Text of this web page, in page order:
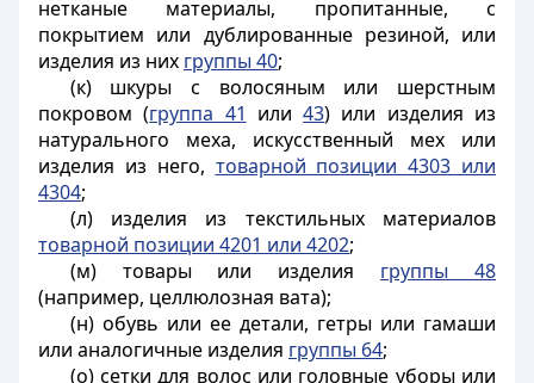
нетканые материалы, пропитанные, с
покрытием или дублированные резиной, или
изделия из них группы 40;
(к) шкуры с волосяным или шерстным
покровом (группа 41 или43) или изделия из
натурального меха, искусственный мех или
изделия из него, товарной позиции 4303 или
4304;
(л) изделия из текстильных материалов
товарной позиции 4201 или 4202;
(м) товары или изделия группы 48
(например, целлюлозная вата);
(н) обувь или ее детали, гетры или гамаши
или аналогичные изделия группы 64;
(о) сетки для волос или головные уборы или